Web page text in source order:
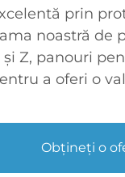
prin
noastră de
și Z, panouri
a oferi o
Obțineți o